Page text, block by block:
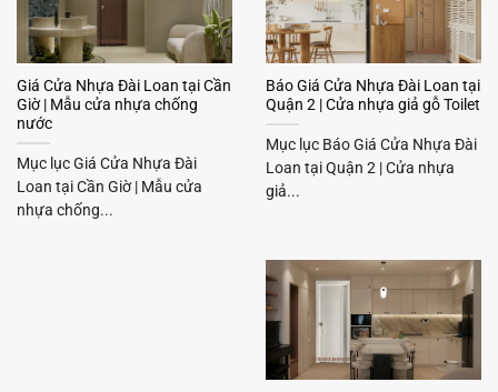
Giá Cửa Nhựa Đài Loan tại Cần
Giờ | Mẫu cửa nhựa chống
nước
Mục lục Giá Cửa Nhựa Đài
Loan tại Cần Giờ | Mẫu cửa
nhựa chống...
Báo Giá Cửa Nhựa Đài Loan tại
Quận 2 | Cửa nhựa giả gỗ Toilet
Mục lục Báo Giá Cửa Nhựa Đài
Loan tại Quận 2 | Cửa nhựa
giả...